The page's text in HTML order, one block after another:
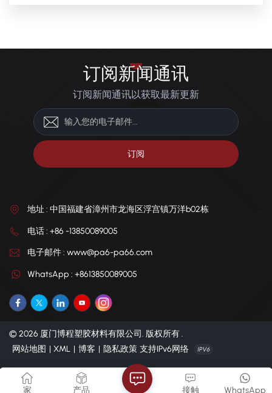
订阅新闻通讯
订阅新闻通讯以获取最新更新
地址 : 中国福建省漳州市龙海区浮宫镇万洋b02栋
电话 : +86 -13850089005
电子邮件 : www@pa6-pa66.com
WhatsApp : +8613850089005
© 2026 厦门博程塑胶材料有限公司. 版权所有 .
网站地图 | XML | 博客 | 隐私政策 支持IPv6网络
家 产品 WhatsApp
接触